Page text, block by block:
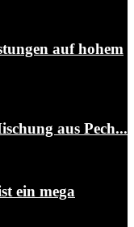
auf hohem
aus Pech...
ein mega